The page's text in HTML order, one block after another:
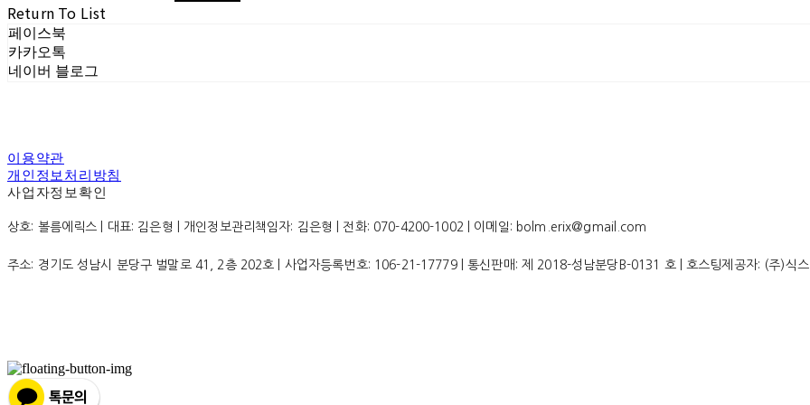
Return To List
페이스북
카카오톡
네이버 블로그
이용약관
개인정보처리방침
사업자정보확인
상호: 볼름에릭스 | 대표: 김은형 | 개인정보관리책임자: 김은형 | 전화: 070-4200-1002 | 이메일: bolm.erix@gmail.com
주소: 경기도 성남시 분당구 벌말로 41, 2층 202호 | 사업자등록번호: 106-21-17779| 통신판매: 제 2018-성남분당B-0131 호| 호스팅제공자: (주)식